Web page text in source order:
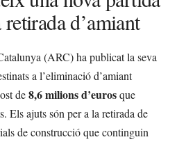
d’amiant
(ARC) ha publicat la seva
a l’eliminació d’amiant
de8,6 milions d’eurosque
Els ajuts són per a la retirada de
de construcció que continguin